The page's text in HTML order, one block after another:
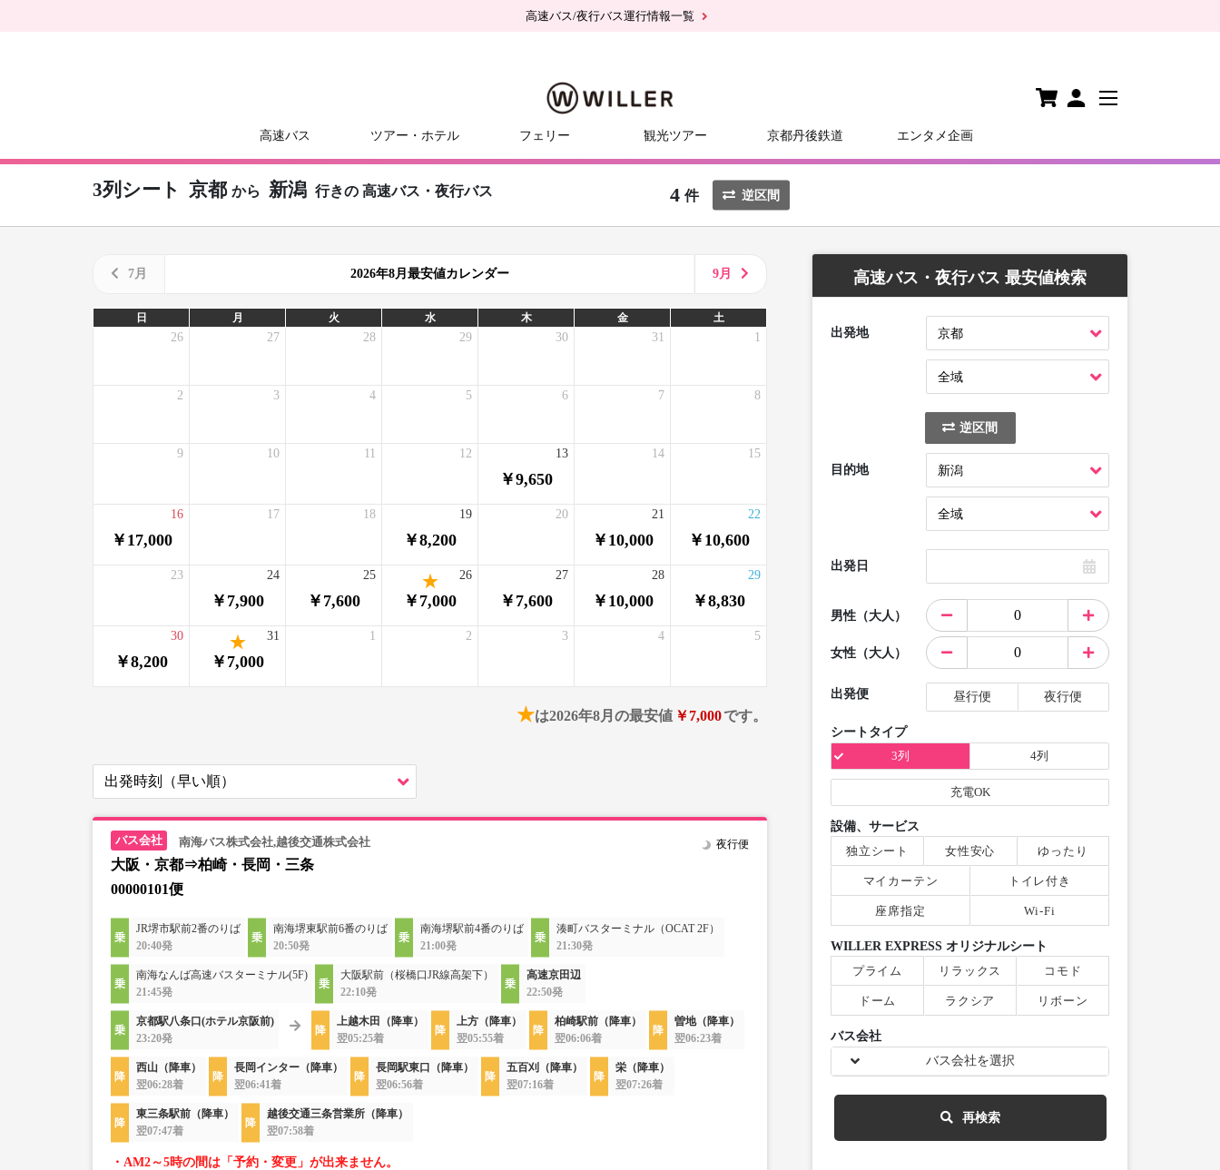
高速バス/夜行バス運行情報一覧
高速バス ツアー・ホテル フェリー 観光ツアー 京都丹後鉄道 エンタメ企画
3列シート 京都 から 新潟 行きの 高速バス・夜行バス 4 件 逆区間
7月 2026年8月最安値カレンダー 9月
日 月 火 水 木 金 土
26 27 28 29 30 31 1
2 3 4 5 6 7 8
9 10 11 12
￥9,650
13 14 15
￥17,000
16 17 18
￥8,200
19 20
￥10,000
21
￥10,600
22
23
￥7,900
24
￥7,600
25
￥7,000
26
￥7,600
27
￥10,000
28
￥8,830
29
￥8,200
30
￥7,000
31 1 2 3 4 5
★は2026年8月の最安値 ￥7,000です。
南海バス株式会社,越後交通株式会社
大阪・京都⇒柏崎・長岡・三条
00000101便
夜行便
JR堺市駅前2番のりば
20:40発
南海堺東駅前6番のりば
20:50発
南海堺駅前4番のりば
21:00発
湊町バスターミナル（OCAT 2F）
21:30発
南海なんば高速バスターミナル(5F)
21:45発
大阪駅前（桜橋口JR線高架下）
22:10発
高速京田辺
22:50発
京都駅八条口(ホテル京阪前)
23:20発
上越木田（降車）
翌05:25着
上方（降車）
翌05:55着
柏崎駅前（降車）
翌06:06着
曽地（降車）
翌06:23着
西山（降車）
翌06:28着
長岡インター（降車）
翌06:41着
長岡駅東口（降車）
翌06:56着
五百刈（降車）
翌07:16着
栄（降車）
翌07:26着
東三条駅前（降車）
翌07:47着
越後交通三条営業所（降車）
翌07:58着
・AM2～5時の間は「予約・変更」が出来ません。
高速バス・夜行バス 最安値検索
出発地
逆区間
目的地
出発日
男性（大人）
女性（大人）
出発便 昼行便 夜行便
シートタイプ
3列
4列
充電OK
設備、サービス
独立シート
女性安心 ゆったり
マイカーテン トイレ付き
座席指定 Wi-Fi
WILLER EXPRESS オリジナルシート
プライム
リラックス コモド
ドーム ラクシア リボーン
バス会社
バス会社を選択
再検索